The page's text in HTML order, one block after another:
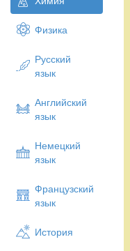
Физика
Русский
язык
Английский
язык
Немецкий
язык
Французский
язык
История